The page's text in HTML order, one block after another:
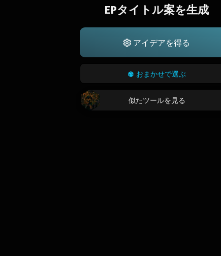
EPタイトル案を生成
アイデアを得る
おまかせで選ぶ
似たツールを見る